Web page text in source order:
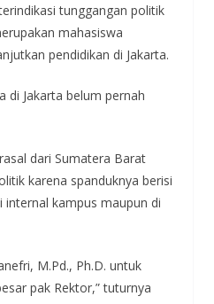
tunggangan politik
mahasiswa
pendidikan di Jakarta.
di Jakarta belum pernah
dari Sumatera Barat
karena spanduknya berisi
kampus maupun di
M.Pd., Ph.D. untuk
pak Rektor,” tuturnya